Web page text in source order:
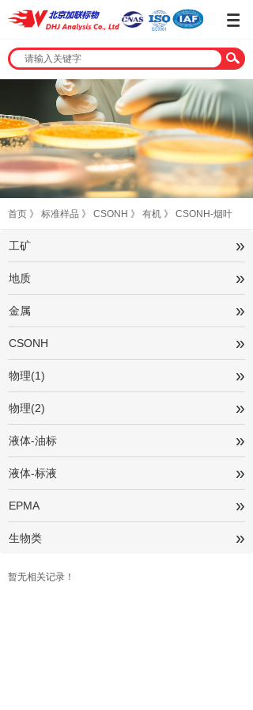
首页 》 标准样品 》 CSONH 》 有机 》 CSONH-烟叶
工矿 »
地质 »
金属 »
CSONH »
物理(1) »
物理(2) »
液体-油标 »
液体-标液 »
EPMA »
生物类 »
暂无相关记录！